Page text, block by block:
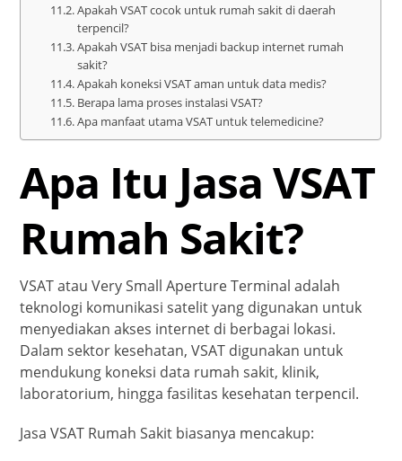
Apakah VSAT cocok untuk rumah sakit di daerah
terpencil?
Apakah VSAT bisa menjadi backup internet rumah
sakit?
Apakah koneksi VSAT aman untuk data medis?
Berapa lama proses instalasi VSAT?
Apa manfaat utama VSAT untuk telemedicine?
Apa Itu Jasa VSAT
Rumah Sakit?
VSAT atau Very Small Aperture Terminal adalah
teknologi komunikasi satelit yang digunakan untuk
menyediakan akses internet di berbagai lokasi.
Dalam sektor kesehatan, VSAT digunakan untuk
mendukung koneksi data rumah sakit, klinik,
laboratorium, hingga fasilitas kesehatan terpencil.
Jasa VSAT Rumah Sakit biasanya mencakup: